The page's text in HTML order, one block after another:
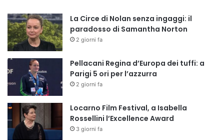
La Circe di Nolan senza ingaggi: il
paradosso di Samantha Norton
2 giorni fa
Pellacani Regina d’Europa dei tuffi: a
Parigi 5 ori per l’azzurra
2 giorni fa
Locarno Film Festival, a Isabella
Rossellini l’Excellence Award
3 giorni fa